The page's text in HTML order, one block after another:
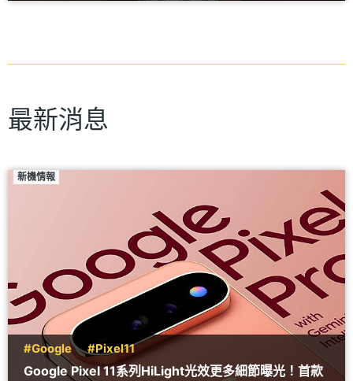
最新消息
新機情報
#Google #Pixel11
Google Pixel 11系列HiLight光效更多細節曝光！首款